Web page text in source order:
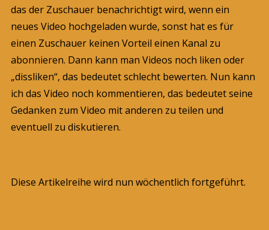
das der Zuschauer benachrichtigt wird, wenn ein
neues Video hochgeladen wurde, sonst hat es für
einen Zuschauer keinen Vorteil einen Kanal zu
abonnieren. Dann kann man Videos noch liken oder
„dissliken“, das bedeutet schlecht bewerten. Nun kann
ich das Video noch kommentieren, das bedeutet seine
Gedanken zum Video mit anderen zu teilen und
eventuell zu diskutieren.
Diese Artikelreihe wird nun wöchentlich fortgeführt.